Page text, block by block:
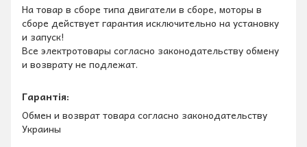
На товар в сборе типа двигатели в сборе, моторы в
сборе действует гарантия исключительно на установку
и запуск!
Все электротовары согласно законодательству обмену
и возврату не подлежат.
Гарантія:
Обмен и возврат товара согласно законодательству
Украины